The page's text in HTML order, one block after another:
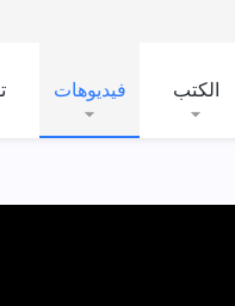
الكتب فيديوهات